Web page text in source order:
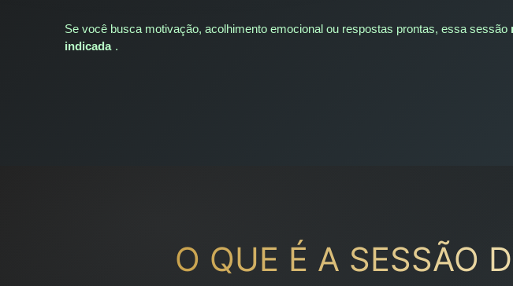
Se você busca motivação, acolhimento emocional ou respostas prontas, essa sessão
indicada .
O QUE É A SESSÃO